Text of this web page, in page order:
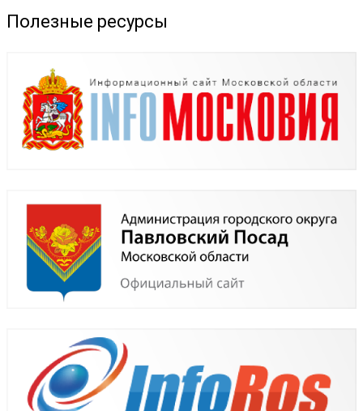
Полезные ресурсы